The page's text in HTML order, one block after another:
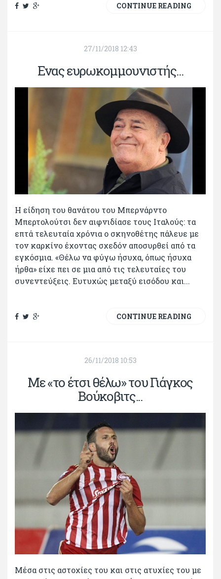
CONTINUE READING
27/11/2018 12:43
Ενας ευρωκομμουνιστής...
Η είδηση του θανάτου του Μπερνάρντο
Μπερτολούτσι δεν αιφνιδίασε τους Ιταλούς: τα
επτά τελευταία χρόνια ο σκηνοθέτης πάλευε με
τον καρκίνο έχοντας σχεδόν αποσυρθεί από τα
εγκόσμια. «Θέλω να φύγω ήσυχα, όπως ήσυχα
ήρθα» είχε πει σε μια από τις τελευταίες του
συνεντεύξεις. Ευτυχώς μεταξύ εισόδου και...
CONTINUE READING
26/11/2018 10:53
Με «το έτσι θέλω» του Γιάγκος
Βούκοβιτς...
Μέσα στις αστοχίες του και στις ατυχίες του με